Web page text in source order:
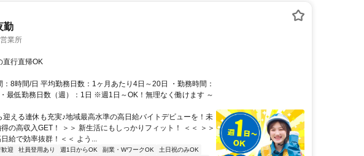
勤
業所
直行直帰OK
：8時間/日 平均勤務日数：1ヶ月あたり4日～20日 ・勤務時間：
最低勤務日数（週）：1日 ※週1日～OK！無理なく働けます ～
迎える連休も充実♪地域最高水準の高日給バイトデビューを！未
の高収入GET！ ＞＞ 新生活にもしっかりフィット！ ＜＜ ＞＞
給で効率抜群！＜＜ よう...
迎 社員登用あり 週1日からOK 副業・WワークOK
土日祝のみOK